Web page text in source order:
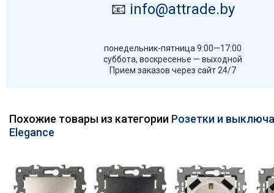
📧 info@attrade.by
понедельник-пятница 9:00—17:00
суббота, воскресенье — выходной
Прием заказов через сайт 24/7
Похожие товары из категории Розетки и
Elegance